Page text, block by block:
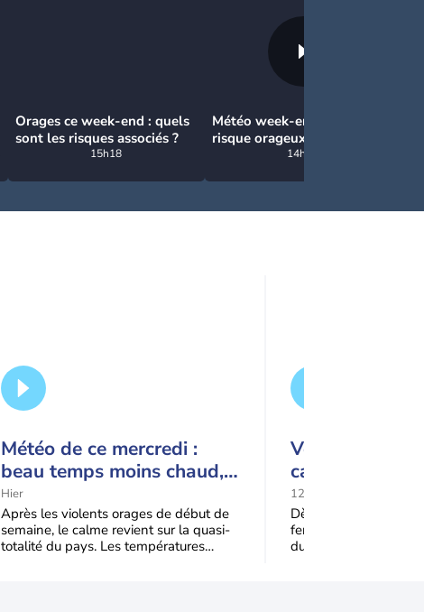
Orages ce week-end : quels
sont les risques associés ?
15h18
Météo week-end : chaleur,
risque orageux dimanche
14h48
Météo de ce mercredi :
beau temps moins chaud,
quelques orages en
montagne
Hier
Après les violents orages de début de
semaine, le calme revient sur la quasi-
totalité du pays. Les températures
Vers une
canicule :
fortes
rapidement
France
12:28
Dès ce week-end,
feront leur retour sur
du pays. La mise en